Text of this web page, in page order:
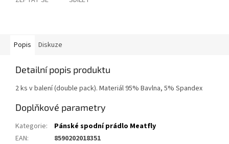
Popis Diskuze
Detailní popis produktu
2 ks v balení (double pack). Materiál 95% Bavlna, 5% Spandex
Doplňkové parametry
Kategorie:
Pánské spodní prádlo Meatfly
EAN:
8590202018351